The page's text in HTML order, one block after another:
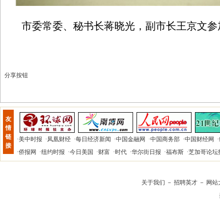
市委常委、秘书长蒋晓光，副市长王京文参
分享按钮
友
情
链
接
·美中时报 ·凤凰财经 ·每日经济新闻 ·中国金融网 ·中国商务部 ·中国财经网 ·
·侨报网 ·纽约时报 ·今日美国 ·财富 ·时代 ·华尔街日报 ·福布斯 ·芝加哥论坛
关于我们 － 招聘英才 － 网站